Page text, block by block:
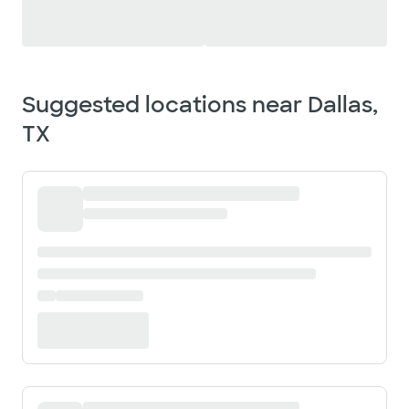
Suggested locations near Dallas,
TX